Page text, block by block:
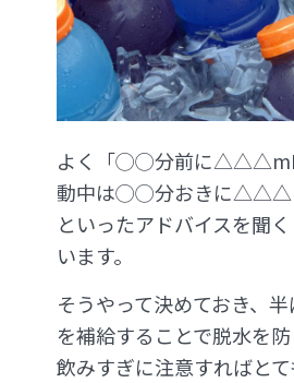
よく「◯◯分前に△△△mL
動中は◯◯分おきに
といったアドバイスを聞
います。
そうやって決めておき、
を補給することで脱水を防
飲みすぎに注意すればと